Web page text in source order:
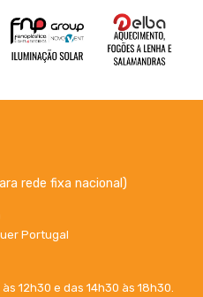
rede fixa nacional)
Portugal
12h30 e das 14h30 às 18h30.